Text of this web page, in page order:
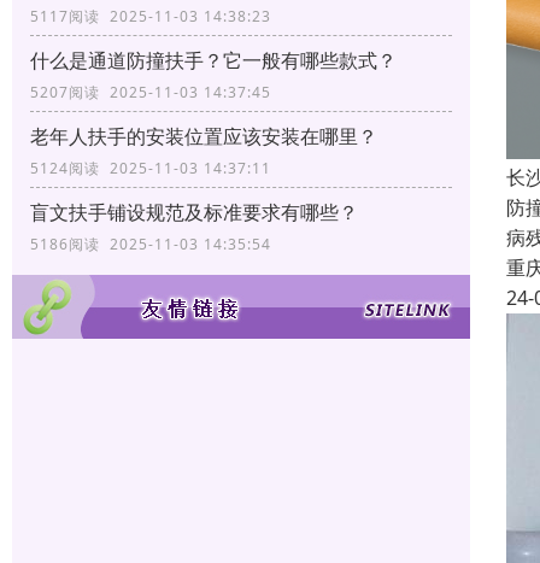
5117阅读 2025-11-03 14:38:23
什么是通道防撞扶手？它一般有哪些款式？
5207阅读 2025-11-03 14:37:45
老年人扶手的安装位置应该安装在哪里？
5124阅读 2025-11-03 14:37:11
盲文扶手铺设规范及标准要求有哪些？
5186阅读 2025-11-03 14:35:54
长
防
病
重
24-